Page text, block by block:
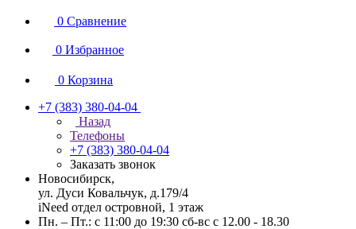
0 Сравнение
0 Избранное
0 Корзина
+7 (383) 380-04-04
Назад
Телефоны
+7 (383) 380-04-04
Заказать звонок
Новосибирск,
ул. Дуси Ковальчук, д.179/4
iNeed отдел островной, 1 этаж
Пн. – Пт.: с 11:00 до 19:30 сб-вс с 12.00 - 18.30